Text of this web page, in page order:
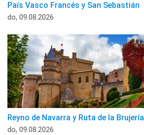
País Vasco Francés y San Sebastián
do, 09.08.2026
Reyno de Navarra y Ruta de la Brujería
do, 09.08.2026